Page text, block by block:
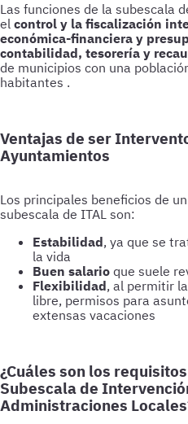
Las funciones de la subescala
el control y la fiscalización
económica-financiera y
contabilidad, tesorería y
de municipios con una
habitantes .
Ventajas de ser
Ayuntamientos
Los principales beneficios de
subescala de ITAL son:
Estabilidad, ya que se
la vida
Buen salario que suele
Flexibilidad, al permitir
libre, permisos para
extensas vacaciones
¿Cuáles son los
Subescala de
Administraciones